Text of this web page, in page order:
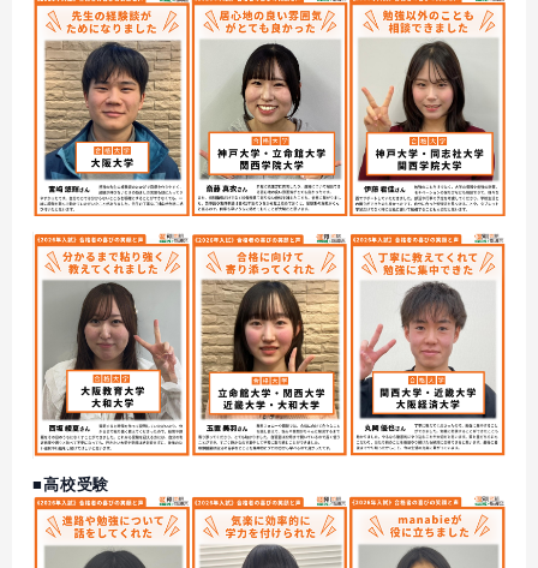
■高校受験